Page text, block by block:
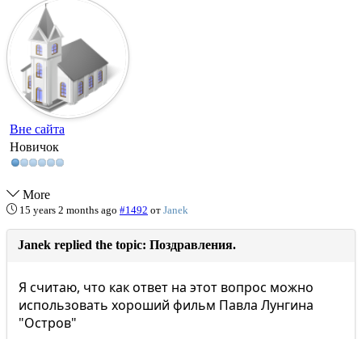
Вне сайта
Новичок
More
15 years 2 months ago #1492 от Janek
Janek replied the topic: Поздравления.
Я считаю, что как ответ на этот вопрос можно
использовать хороший фильм Павла Лунгина
"Остров"